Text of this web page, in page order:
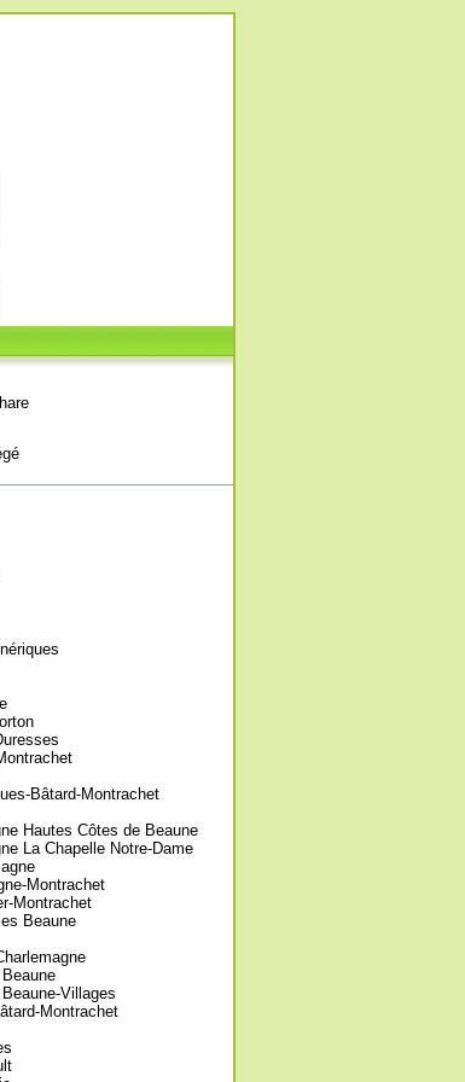
Bâtard-Montrachet
Hautes Côtes de Beaune
La Chapelle Notre-Dame
Montrachet
Montrachet
Beaune
Villages
Montrachet